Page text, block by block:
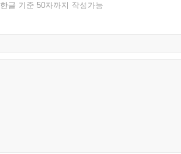
한글 기준 50자까지 작성가능